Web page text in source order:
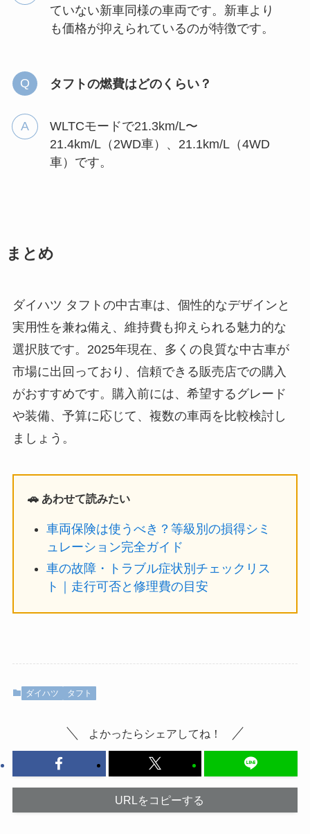
ていない新車同様の車両です。新車より
も価格が抑えられているのが特徴です。
タフトの燃費はどのくらい？
WLTCモードで21.3km/L〜
21.4km/L（2WD車）、21.1km/L（4WD
車）です。
まとめ
ダイハツ タフトの中古車は、個性的なデザインと
実用性を兼ね備え、維持費も抑えられる魅力的な
選択肢です。2025年現在、多くの良質な中古車が
市場に出回っており、信頼できる販売店での購入
がおすすめです。購入前には、希望するグレード
や装備、予算に応じて、複数の車両を比較検討し
ましょう。
🚗 あわせて読みたい
車両保険は使うべき？等級別の損得シミ
ュレーション完全ガイド
車の故障・トラブル症状別チェックリス
ト｜走行可否と修理費の目安
ダイハツ タフト
よかったらシェアしてね！
URLをコピーする